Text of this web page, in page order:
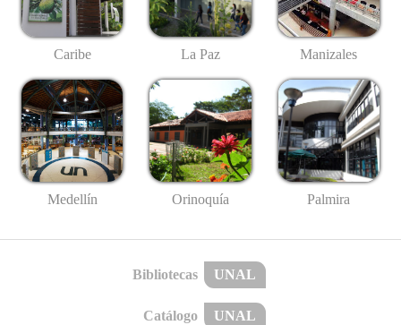
Caribe La Paz Manizales
Medellín Orinoquía Palmira
Bibliotecas UNAL
Catálogo UNAL